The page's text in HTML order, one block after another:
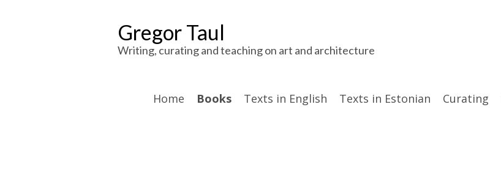
Gregor Taul
Writing, curating and teaching on art and architecture
Home Books Texts in English Texts in Estonian Curating